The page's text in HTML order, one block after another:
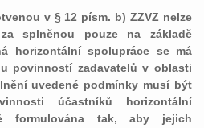
v § 12 písm. b) ZZVZ nelze
splněnou pouze na základě
horizontální spolupráce se má
povinností zadavatelů v oblasti
uvedené podmínky musí být
účastníků horizontální
formulována tak, aby jejich